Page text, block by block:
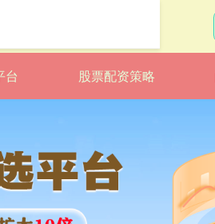
台 股票配资策略